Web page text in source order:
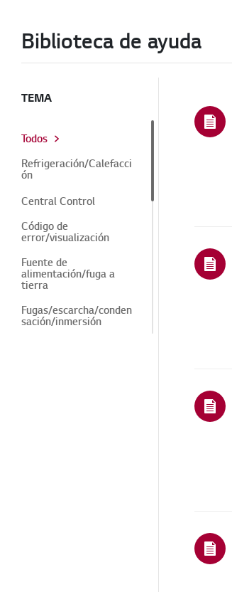
Biblioteca de ayuda
TEMA
Todos
Refrigeración/Calefacci
ón
Central Control
Código de
error/visualización
Fuente de
alimentación/fuga a
tierra
Fugas/escarcha/conden
sación/inmersión